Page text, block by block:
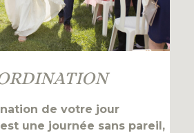
de votre jour
une journée sans pareil,